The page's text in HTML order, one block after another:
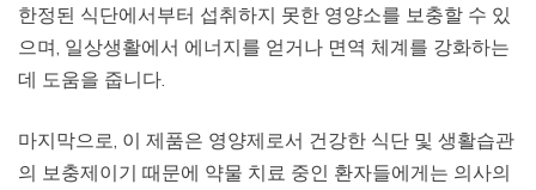
한정된 식단에서부터 섭취하지 못한 영양소를 보충할 수 있
으며, 일상생활에서 에너지를 얻거나 면역 체계를 강화하는
데 도움을 줍니다.
마지막으로, 이 제품은 영양제로서 건강한 식단 및 생활습관
의 보충제이기 때문에 약물 치료 중인 환자들에게는 의사의